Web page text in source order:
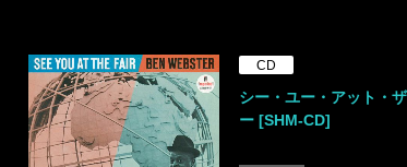
CD
シー・ユー・アット・
ー [SHM-CD]